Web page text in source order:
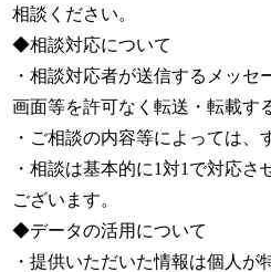
相談ください。
◆相談対応について
・相談対応者が送信するメッ
画面等を許可なく転送・転載す
・ご相談の内容等によっては、
・相談は基本的に1対1で対応
ございます。
◆データの活用について
・提供いただいた情報は個人